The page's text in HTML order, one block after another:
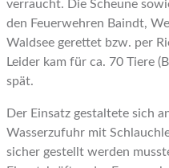
verraucht. Die Scheune
den Feuerwehren Baindt,
Waldsee gerettet bzw. per
Leider kam für ca. 70 Tiere
spät.
Der Einsatz gestaltete sich
Wasserzufuhr mit
sicher gestellt werden